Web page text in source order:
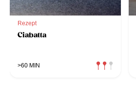
Rezept
Ciabatta
>60 MIN